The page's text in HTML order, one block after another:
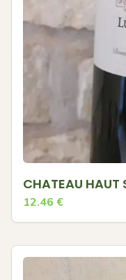
CHATEAU HAUT
12.46 €